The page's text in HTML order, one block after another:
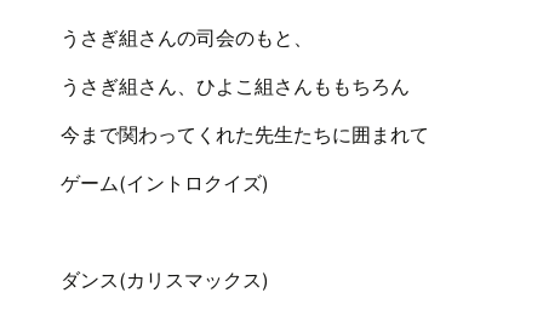
うさぎ組さんの司会のもと、
うさぎ組さん、ひよこ組さんももちろん
今まで関わってくれた先生たちに囲まれて
ゲーム(イントロクイズ)
ダンス(カリスマックス)